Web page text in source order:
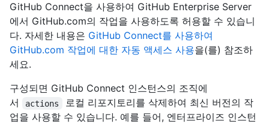
GitHub Connect을 사용하여 GitHub Enterprise Server
에서 GitHub.com의 작업을 사용하도록 허용할 수 있습니
다. 자세한 내용은 GitHub Connect를 사용하여
GitHub.com 작업에 대한 자동 액세스 사용을(를) 참조하
세요.
구성되면 GitHub Connect 인스턴스의 조직에
서
actions
로컬 리포지토리를 삭제하여 최신 버전의 작
업을 사용할 수 있습니다. 예를 들어, 엔터프라이즈 인스턴